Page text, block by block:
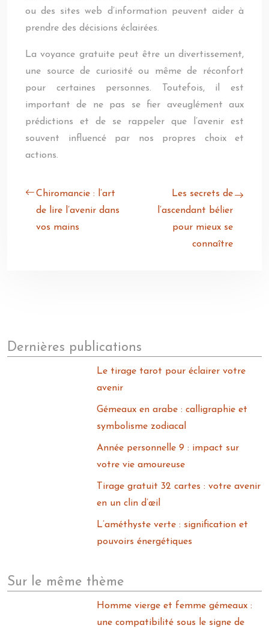
ou des sites web d’information peuvent aider à
prendre des décisions éclairées.
La voyance gratuite peut être un divertissement,
une source de curiosité ou même de réconfort
pour certaines personnes. Toutefois, il est
important de ne pas se fier aveuglément aux
prédictions et de se rappeler que l’avenir est
souvent influencé par nos propres choix et
actions.
Chiromancie : l’art
de lire l’avenir dans
vos mains
Les secrets de
l’ascendant bélier
pour mieux se
connaître
Dernières publications
Le tirage tarot pour éclairer votre
avenir
Gémeaux en arabe : calligraphie et
symbolisme zodiacal
Année personnelle 9 : impact sur
votre vie amoureuse
Tirage gratuit 32 cartes : votre avenir
en un clin d’œil
L’améthyste verte : signification et
pouvoirs énergétiques
Sur le même thème
Homme vierge et femme gémeaux :
une compatibilité sous le signe de